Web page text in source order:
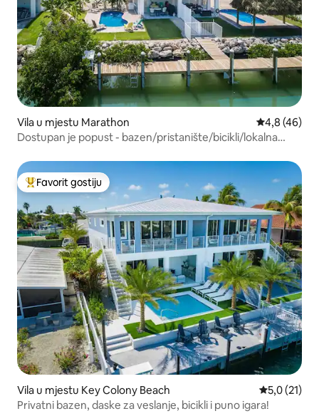
Vila u mjestu Marathon Prosječna
4,8 (46)
Dostupan je popust - bazen/pristanište/bicikli/lokalna
Glavni favorit gostiju
Favorit gostiju
Vila u mjestu Key Colony Beach Prosječna
5,0 (21)
Privatni bazen, daske za veslanje, bicikli i puno igara!